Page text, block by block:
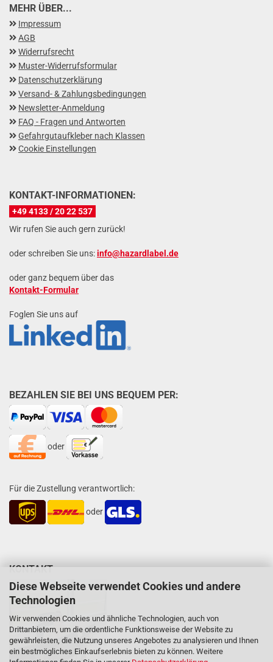
Diese Webseite verwendet Cookies und andere
Technologien
Wir verwenden Cookies und ähnliche Technologien, auch von
Drittanbietern, um die ordentliche Funktionsweise der Website zu
gewährleisten, die Nutzung unseres Angebotes zu analysieren und Ihnen
ein bestmögliches Einkaufserlebnis bieten zu können. Weitere
MEHR ÜBER...
Impressum
AGB
Widerrufsrecht
Muster-Widerrufsformular
Datenschutzerklärung
Versand- & Zahlungsbedingungen
Newsletter-Anmeldung
FAQ - Fragen und Antworten
Gefahrgutaufkleber nach Klassen
Cookie Einstellungen
KONTAKT-INFORMATIONEN:
+49 4133 / 20 22 537
Wir rufen Sie auch gern zurück!
oder schreiben Sie uns:info@hazardlabel.de
oder ganz bequem über das
Kontakt-Formular
Foglen Sie uns auf
BEZAHLEN SIE BEI UNS BEQUEM PER:
oder
Für die Zustellung verantwortlich:
oder
KONTAKT